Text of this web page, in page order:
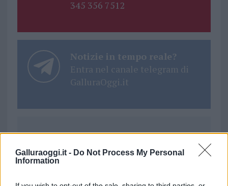
Galluraoggi.it - Do Not Process My Personal
Information
345 356 7512
Notizie in tempo reale?
Entra nel canale telegram di
GalluraOggi.it